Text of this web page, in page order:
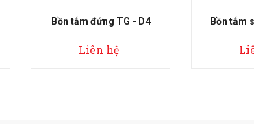
Bồn tắm sục TG - 4501
Liên hệ
Bồn